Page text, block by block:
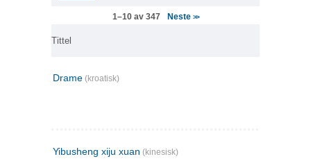
1–10 av 347 Neste >>
Tittel
Drame (kroatisk)
Yibusheng xiju xuan (kinesisk)